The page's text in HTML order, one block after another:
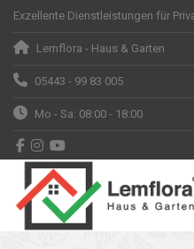
Exzellente Dienstleistungen für
Lemflora - Haus & Garten
05443 - 99 83 005
Mo - Sa: 08:00 - 18:00